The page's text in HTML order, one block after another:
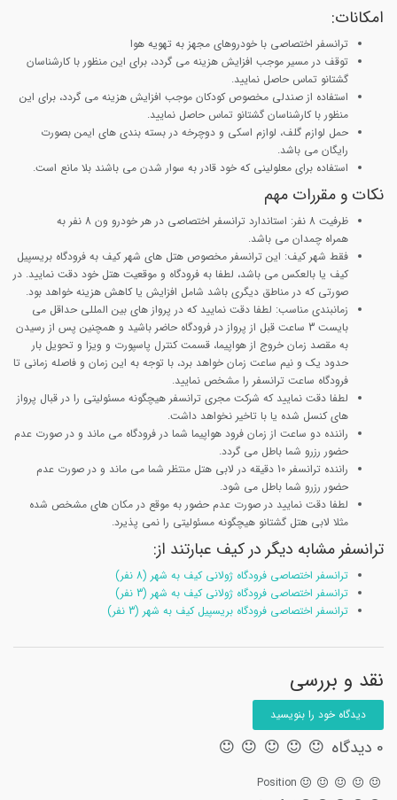
امکانات:
ترانسفر اختصاصی با خودروهای مجهز به تهویه هوا
توقف در مسیر موجب افزایش هزینه می گردد، برای این منظور با کارشناسان
گشتانو تماس حاصل نمایید.
استفاده از صندلی مخصوص کودکان موجب افزایش هزینه می گردد، برای این
منظور با کارشناسان گشتانو تماس حاصل نمایید.
حمل لوازم گلف، لوازم اسکی و دوچرخه در بسته بندی های ایمن بصورت
رایگان می باشد.
استفاده برای معلولینی که خود قادر به سوار شدن می باشند بلا مانع است.
نکات و مقررات مهم
ظرفیت 8 نفر
: استاندارد ترانسفر اختصاصی در هر خودرو ون 8 نفر به
همراه چمدان می باشد.
فقط شهرکیف: این ترانسفر مخصوص هتل های شهر کیف به فرودگاه بریسپیل
کیف یا بالعکس می باشد، لطفا به فرودگاه و موقعیت هتل خود دقت نمایید. در
صورتی که در مناطق دیگری باشد شامل افزایش یا کاهش هزینه خواهد بود.
زمانبندی مناسب: لطفا دقت نمایید که در پرواز های بین المللی حداقل می
بایست 3 ساعت قبل از پرواز در فرودگاه حاضر باشید و همچنین پس از رسیدن
به مقصد زمان خروج از هواپیما، قسمت کنترل پاسپورت و ویزا و تحویل بار
حدود یک و نیم ساعت زمان خواهد برد، با توجه به این زمان و فاصله زمانی تا
فرودگاه ساعت ترانسفر را مشخص نمایید.
لطفا دقت نمایید که شرکت مجری ترانسفر هیچگونه مسئولیتی را در قبال پرواز
های کنسل شده یا با تاخیر نخواهد داشت.
راننده دو ساعت از زمان فرود هواپیما شما در فرودگاه می ماند و در صورت عدم
حضور رزرو شما باطل می گردد.
راننده ترانسفر 10 دقیقه در لابی هتل منتظر شما می ماند و در صورت عدم
حضور رزرو شما باطل می شود.
لطفا دقت نمایید در صورت عدم حضور به موقع در مکان های مشخص شده
مثلا لابی هتل گشتانو هیچگونه مسئولیتی را نمی پذیرد.
ترانسفر مشابه دیگر در کیف عبارتند از:
ترانسفر اختصاصی فرودگاه ژولانی کیف به شهر (8 نفر)
ترانسفر اختصاصی فرودگاه ژولانی کیف به شهر (3 نفر)
ترانسفر اختصاصی فرودگاه بریسپیل کیف به شهر (3 نفر)
نقد و بررسی
دیدگاه خود را بنویسید
0 دیدگاه
Position